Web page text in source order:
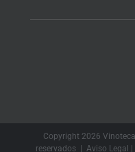
Copyright 2026
reservados | Aviso Legal